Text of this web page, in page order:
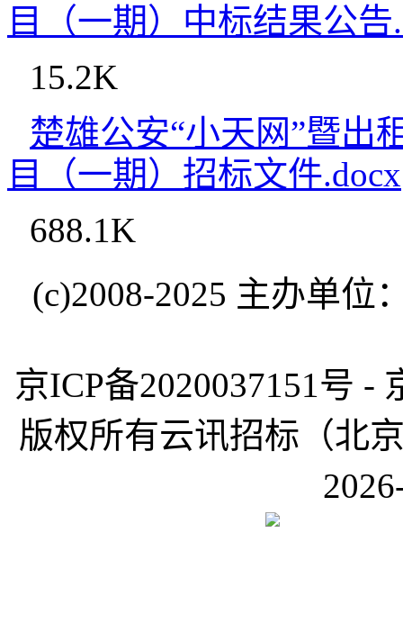
目（一期）中标结果公告
15.2K
楚雄公安“小天网”暨出
目（一期）招标文件.docx
688.1K
(c)2008-2025 主办单
京ICP备2020037151号 -
版权所有云讯招标（北